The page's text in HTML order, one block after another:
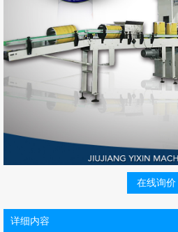
在线询价
详细内容